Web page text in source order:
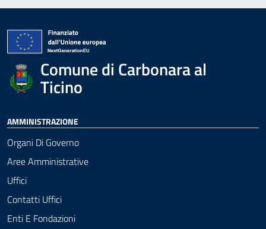
Comune di Carbonara al
Ticino
AMMINISTRAZIONE
Organi Di Governo
Aree Amministrative
Uffici
Contatti Uffici
Enti E Fondazioni